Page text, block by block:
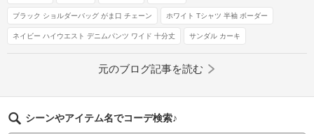
ブラック ショルダーバッグ がま口 チェーン ホワイト Tシャツ 半袖 ボーダー
ネイビー ハイウエスト デニムパンツ ワイド 十分丈 サンダル カーキ
元のブログ記事を読む
シーンやアイテム名でコーデ検索♪